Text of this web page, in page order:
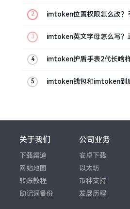
imtoken位置权限怎么改？
imtoken英文字母怎么写？
imtoken护盾手表2代长啥
imtoken钱包和imtoken到
关于我们
下载渠道
网站地图
转账教程
助记词备份
公司业务
安卓下载
以太坊
币种支持
发展历程